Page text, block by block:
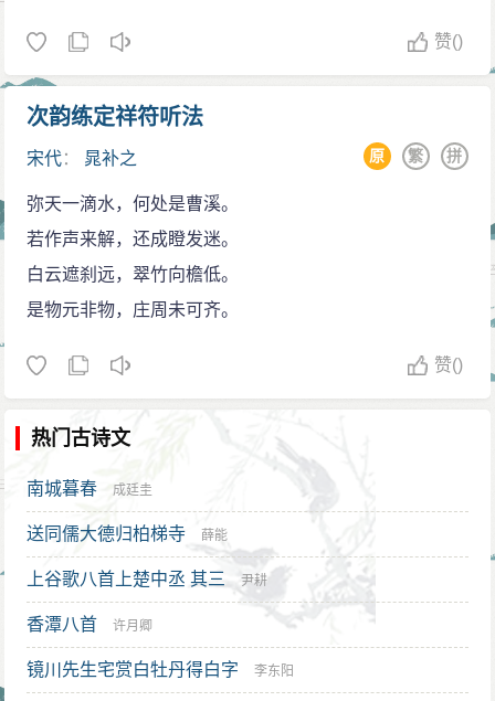
一卷、《续楚辞》二十卷、《变离骚》二十卷、《鸡肋
集》一百卷和《晁补之集》七十卷。这些集子在宋徽宗
崇宁二年均遭禁，现存的仅有《鸡肋集》七十集，其中
诗赋二十三卷，散文杂著四十七卷，系补之从弟晁谦之
道光十年晁氏裔孙贻端刊《晁氏丛书》本、涵芬楼刊林
大椿七卷本、吴昌绶煦楼影刊宋金元明本词本，龙榆生
《苏门四学士词·晁氏琴趣外篇》校点本等。
赞()
次韵练定祥符听法
宋代： 晁补之 拼
繁
原
弥天一滴水，何处是曹溪。
若作声来解，还成瞪发迷。
白云遮刹远，翠竹向檐低。
是物元非物，庄周未可齐。
赞()
热门古诗文
南城暮春 成廷圭
送同儒大德归柏梯寺 薛能
上谷歌八首上楚中丞 其三 尹耕
香潭八首 许月卿
镜川先生宅赏白牡丹得白字 李东阳